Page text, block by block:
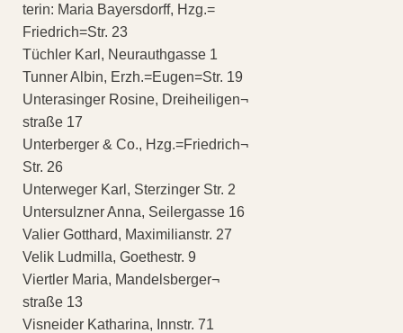
terin: Maria Bayersdorff, Hzg.=
Friedrich=Str. 23
Tüchler Karl, Neurauthgasse 1
Tunner Albin, Erzh.=Eugen=Str. 19
Unterasinger Rosine, Dreiheiligen¬
straße 17
Unterberger & Co., Hzg.=Friedrich¬
Str. 26
Unterweger Karl, Sterzinger Str. 2
Untersulzner Anna, Seilergasse 16
Valier Gotthard, Maximilianstr. 27
Velik Ludmilla, Goethestr. 9
Viertler Maria, Mandelsberger¬
straße 13
Visneider Katharina, Innstr. 71